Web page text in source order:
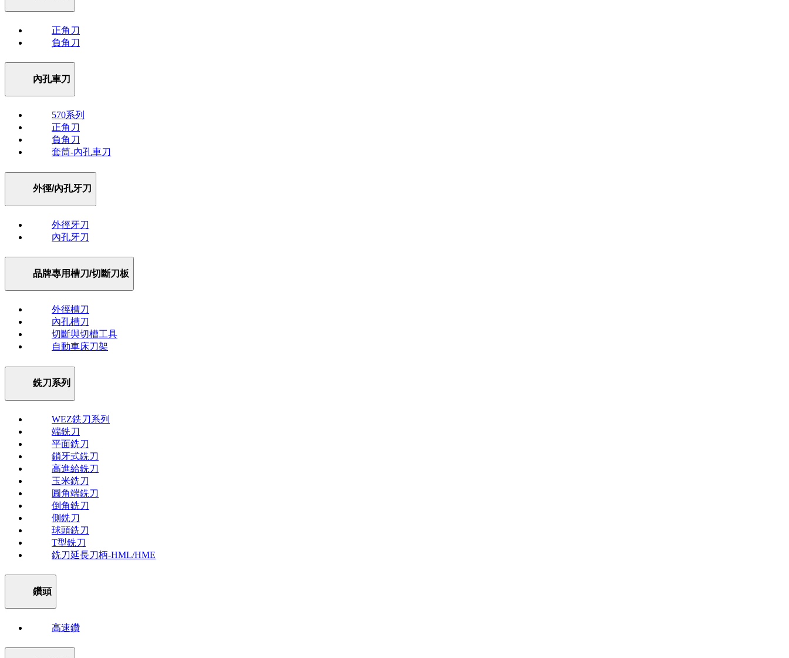
正角刀
負角刀
內孔車刀
570系列
正角刀
負角刀
套筒-內孔車刀
外徑/內孔牙刀
外徑牙刀
內孔牙刀
品牌專用槽刀/切斷刀板
外徑槽刀
內孔槽刀
切斷與切槽工具
自動車床刀架
銑刀系列
WEZ銑刀系列
端銑刀
平面銑刀
鎖牙式銑刀
高進給銑刀
玉米銑刀
圓角端銑刀
倒角銑刀
側銑刀
球頭銑刀
T型銑刀
銑刀延長刀柄-HML/HME
鑽頭
高速鑽